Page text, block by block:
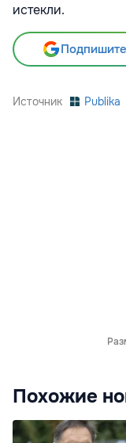
истекли.
Источник Publika
Похожие